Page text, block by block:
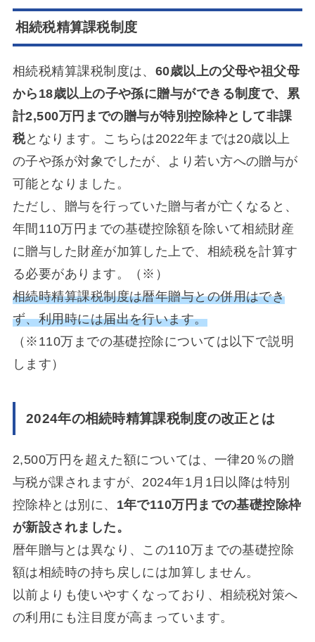
相続税精算課税制度
相続税精算課税制度は、 60歳以上の父母や祖父母
から18歳以上の子や孫に贈与ができる制度で、累
計2,500万円までの贈与が特別控除枠として非課
税となります。こちらは2022年までは20歳以上
の子や孫が対象でしたが、より若い方への贈与が
可能となりました。
ただし、贈与を行っていた贈与者が亡くなると、
年間110万円までの基礎控除額を除いて相続財産
に贈与した財産が加算した上で、相続税を計算す
る必要があります。（※）
相続時精算課税制度は暦年贈与との併用はでき
ず、利用時には届出を行います。
（※110万までの基礎控除については以下で説明
します）
2024年の相続時精算課税制度の改正とは
2,500万円を超えた額については、一律20％の贈
与税が課されますが、2024年1月1日以降は特別
控除枠とは別に、 1年で110万円までの基礎控除枠
が新設されました。
暦年贈与とは異なり、この110万までの基礎控除
額は相続時の持ち戻しには加算しません。
以前よりも使いやすくなっており、相続税対策へ
の利用にも注目度が高まっています。